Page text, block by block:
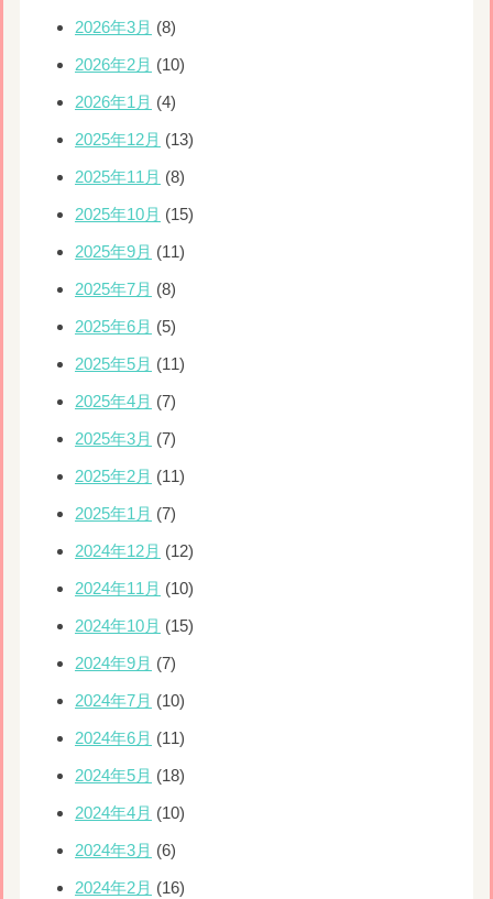
2026年3月 (8)
2026年2月 (10)
2026年1月 (4)
2025年12月 (13)
2025年11月 (8)
2025年10月 (15)
2025年9月 (11)
2025年7月 (8)
2025年6月 (5)
2025年5月 (11)
2025年4月 (7)
2025年3月 (7)
2025年2月 (11)
2025年1月 (7)
2024年12月 (12)
2024年11月 (10)
2024年10月 (15)
2024年9月 (7)
2024年7月 (10)
2024年6月 (11)
2024年5月 (18)
2024年4月 (10)
2024年3月 (6)
2024年2月 (16)